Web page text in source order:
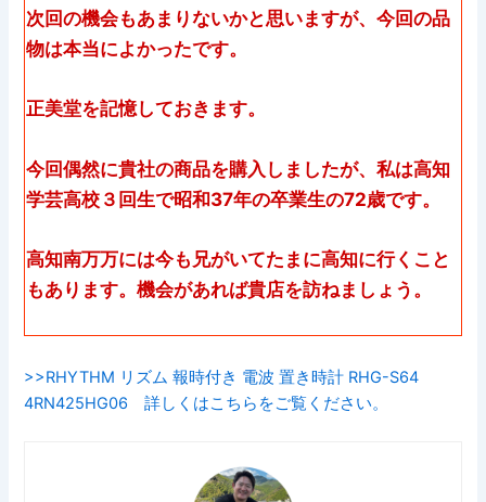
次回の機会もあまりないかと思いますが、今回の品
物は本当によかったです。
正美堂を記憶しておきます。
今回偶然に貴社の商品を購入しましたが、私は高知
学芸高校３回生で昭和37年の卒業生の72歳です。
高知南万万には今も兄がいてたまに高知に行くこと
もあります。機会があれば貴店を訪ねましょう。
>>RHYTHM リズム 報時付き 電波 置き時計 RHG-S64
4RN425HG06 詳しくはこちらをご覧ください。